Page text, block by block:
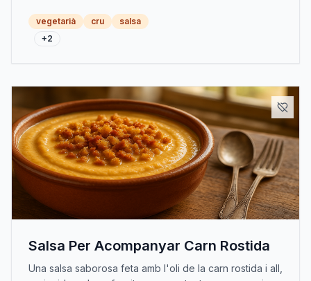
vegetarià cru
salsa
+2
Salsa Per Acompanyar Carn Rostida
Una salsa saborosa feta amb l'oli de la carn rostida i all,